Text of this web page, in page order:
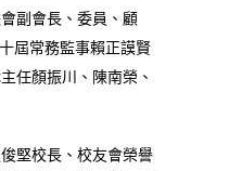
副會長、委員、顧
屆常務監事賴正謨賢
任顏振川、陳南榮、
堅校長、校友會榮譽